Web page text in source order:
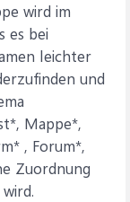
wird im
es bei
leichter
und
Mappe*,
, Forum*,
Zuordnung